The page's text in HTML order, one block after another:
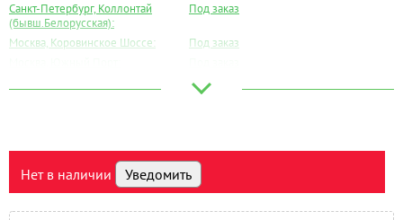
Санкт-Петербург, Коллонтай
(бывш.Белорусская):
Под заказ
Москва, Коровинское Шоссе:
Под заказ
Под заказ
Под заказ
Тюмень:
Под заказ
Нет в наличии Уведомить